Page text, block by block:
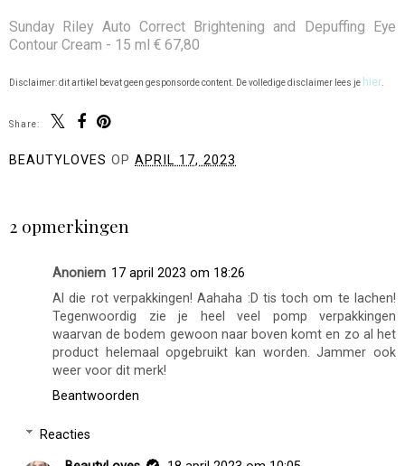
Sunday Riley Auto Correct Brightening and Depuffing Eye
Contour Cream - 15 ml € 67,80
Disclaimer: dit artikel bevat geen gesponsorde content. De volledige disclaimer lees je hier
Share:
You may also enjoy:
skincare & make-up
BEAUTYLOVES OPAPRIL 17, 2023
DELEN
2 opmerkingen
Al die rot verpakkingen! Aahaha :D tis toch om te lachen!
Tegenwoordig zie je heel veel pomp verpakkingen